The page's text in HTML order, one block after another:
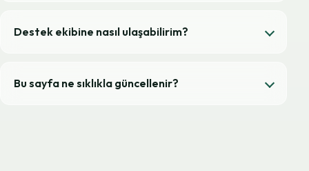
Destek ekibine nasıl ulaşabilirim?
Bu sayfa ne sıklıkla güncellenir?